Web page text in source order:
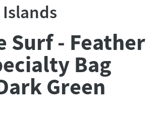
Surf - Feather
Bag
Green